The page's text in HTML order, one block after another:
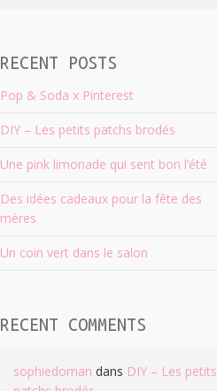
RECENT POSTS
Pop & Soda x Pinterest
DIY – Les petits patchs brodés
Une pink limonade qui sent bon l’été
Des idées cadeaux pour la fête des
mères
Un coin vert dans le salon
RECENT COMMENTS
sophiedoman dans DIY – Les petits